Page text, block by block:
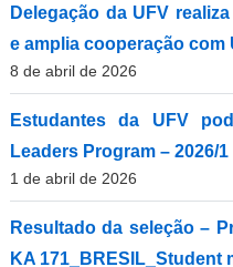
Delegação da UFV
e amplia cooperação com
8 de abril de 2026
Estudantes da UFV
Leaders Program – 2026/1
1 de abril de 2026
Resultado da seleção –
KA 171_BRESIL_Student